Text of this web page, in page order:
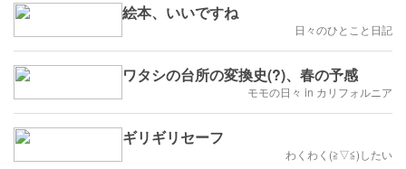
絵本、いいですね
日々のひとこと日記
ワタシの台所の変換史(?)、春の予感
モモの日々 in カリフォルニア
ギリギリセーフ
わくわく(⁠≧⁠▽⁠≦⁠)したい